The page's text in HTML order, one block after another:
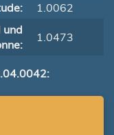
1.0062
und
1.0473